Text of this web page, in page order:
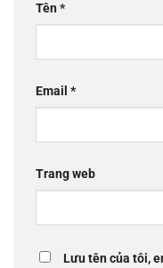
Tên*
Email *
Trang web
Lưu tên của tôi,